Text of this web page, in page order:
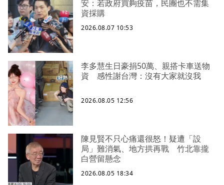
安：若政府買夠疫苗，民團也不需集
資採購
2026.08.07 10:53
李多慧生日豪捐50萬、親搭卡車送物
資 感性謝台灣：沒有大家就沒我
2026.08.05 12:56
陳見賢不只心痛還很怒！疑遭「設
局」難消氣、地方拱再戰 竹北靠攏
白營留懸念
2026.08.05 18:34